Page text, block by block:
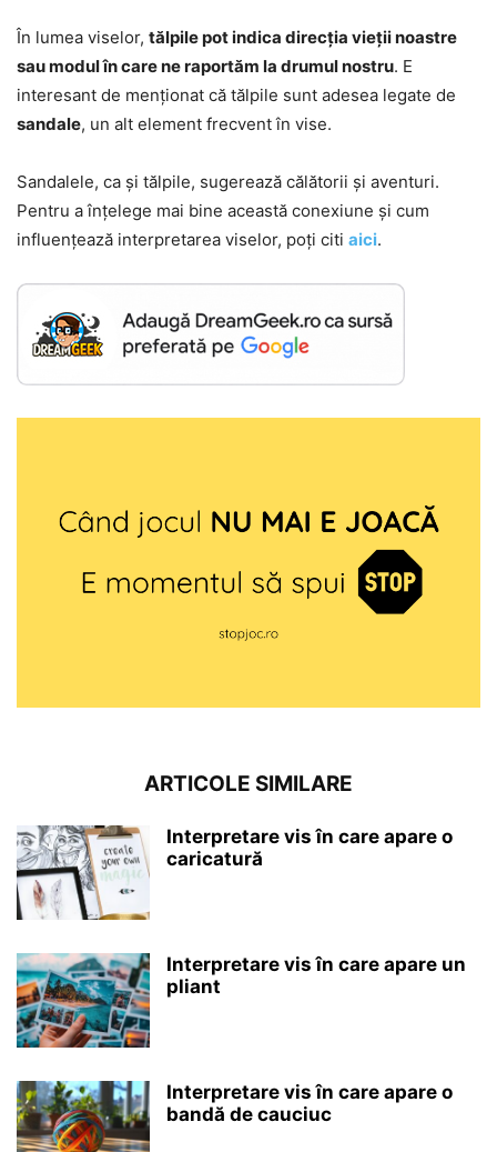
În lumea viselor, tălpile pot indica direcția vieții noastre
sau modul în care ne raportăm la drumul nostru. E
interesant de menționat că tălpile sunt adesea legate de
sandale, un alt element frecvent în vise.
Sandalele, ca și tălpile, sugerează călătorii și aventuri.
Pentru a înțelege mai bine această conexiune și cum
influențează interpretarea viselor, poți citi aici.
ARTICOLE SIMILARE
Interpretare vis în care apare o
caricatură
Interpretare vis în care apare un
pliant
Interpretare vis în care apare o
bandă de cauciuc